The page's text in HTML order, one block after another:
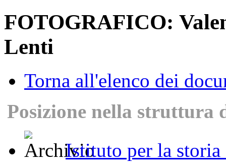
FOTOGRAFICO:
Lenti
Torna all'elenco dei
Posizione nella struttura
Istituto per la storia